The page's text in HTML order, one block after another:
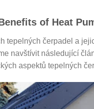
of Heat
tepelných čerpadel a
navštívit následující
aspektů tepelných